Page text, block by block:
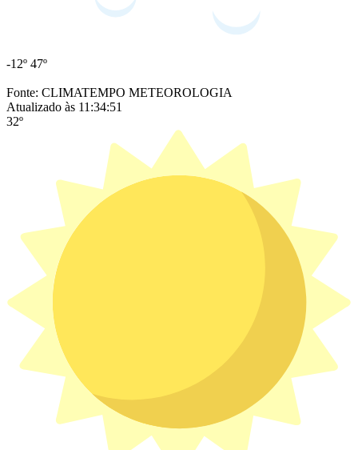
-12º 47º
Fonte: CLIMATEMPO METEOROLOGIA
Atualizado às 11:34:51
32º